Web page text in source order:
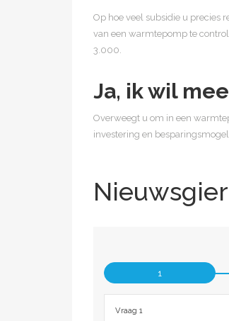
Op hoe veel subsidie u precies
van een warmtepomp te
3.000.
Ja, ik wil
Overweegt u om in een
investering en
1
Vraag 1